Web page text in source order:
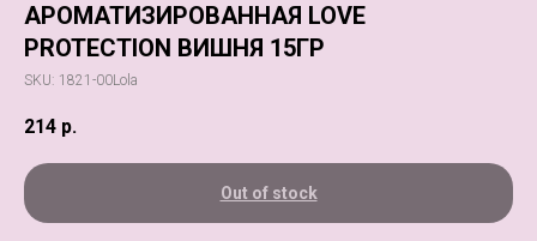
АРОМАТИЗИРОВАННАЯ LOVE
PROTECTION ВИШНЯ 15ГР
SKU: 1821-00Lola
214 р.
Out of stock